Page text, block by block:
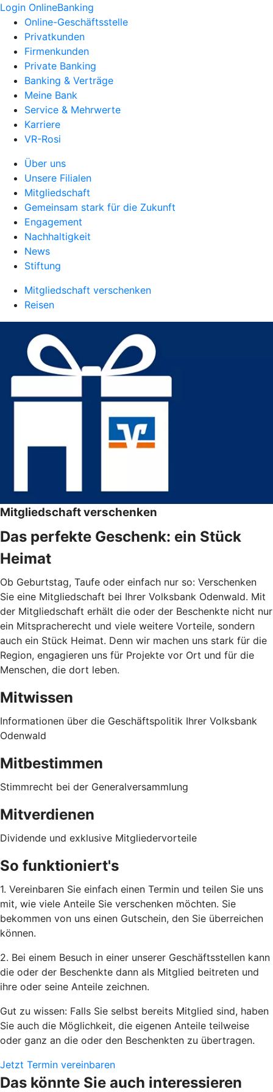
Login OnlineBanking
Online-Geschäftsstelle
Privatkunden
Firmenkunden
Private Banking
Banking & Verträge
Meine Bank
Service & Mehrwerte
Karriere
VR-Rosi
Über uns
Unsere Filialen
Mitgliedschaft
Gemeinsam stark für die Zukunft
Engagement
Nachhaltigkeit
News
Stiftung
Mitgliedschaft verschenken
Reisen
Mitgliedschaft verschenken
Das perfekte Geschenk: ein Stück
Heimat
Ob Geburtstag, Taufe oder einfach nur so: Verschenken
Sie eine Mitgliedschaft bei Ihrer Volksbank Odenwald. Mit
der Mitgliedschaft erhält die oder der Beschenkte nicht nur
ein Mitspracherecht und viele weitere Vorteile, sondern
auch ein Stück Heimat. Denn wir machen uns stark für die
Region, engagieren uns für Projekte vor Ort und für die
Menschen, die dort leben.
Mitwissen
Informationen über die Geschäftspolitik Ihrer Volksbank
Odenwald
Mitbestimmen
Stimmrecht bei der Generalversammlung
Mitverdienen
Dividende und exklusive Mitgliedervorteile
So funktioniert's
1. Vereinbaren Sie einfach einen Termin und teilen Sie uns
mit, wie viele Anteile Sie verschenken möchten. Sie
bekommen von uns einen Gutschein, den Sie überreichen
können.
2. Bei einem Besuch in einer unserer Geschäftsstellen kann
die oder der Beschenkte dann als Mitglied beitreten und
ihre oder seine Anteile zeichnen.
Gut zu wissen: Falls Sie selbst bereits Mitglied sind, haben
Sie auch die Möglichkeit, die eigenen Anteile teilweise
oder ganz an die oder den Beschenkten zu übertragen.
Jetzt Termin vereinbaren
Das könnte Sie auch interessieren